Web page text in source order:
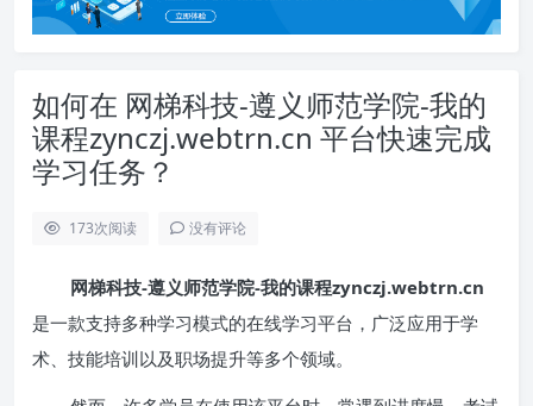
如何在 网梯科技-遵义师范学院-我的
课程zynczj.webtrn.cn 平台快速完成
学习任务？
173次阅读 没有评论
网梯科技-遵义师范学院-我的课程zynczj.webtrn.cn
是一款支持多种学习模式的在线学习平台，广泛应用于学
术、技能培训以及职场提升等多个领域。